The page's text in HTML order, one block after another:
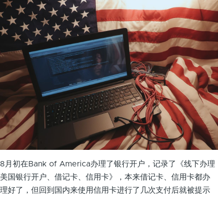
8月初在Bank of America办理了银行开户，记录了《线下办理
美国银行开户、借记卡、信用卡》，本来借记卡、信用卡都办
理好了，但回到国内来使用信用卡进行了几次支付后就被提示